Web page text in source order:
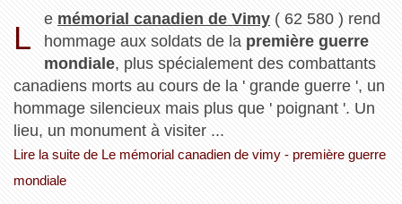
L
e mémorial canadien de Vimy ( 62 580 ) rend
hommage aux soldats de la première guerre
mondiale, plus spécialement des combattants
canadiens morts au cours de la ' grande guerre ', un
hommage silencieux mais plus que ' poignant '. Un
lieu, un monument à visiter ...
Lire la suite de Le mémorial canadien de vimy - première guerre
mondiale